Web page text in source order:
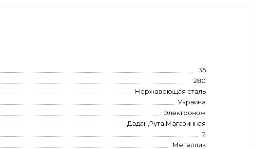
35
280
Нержавеющая сталь
Украина
Электронож
Дадан,Рута,Магазинная
2
Металлик